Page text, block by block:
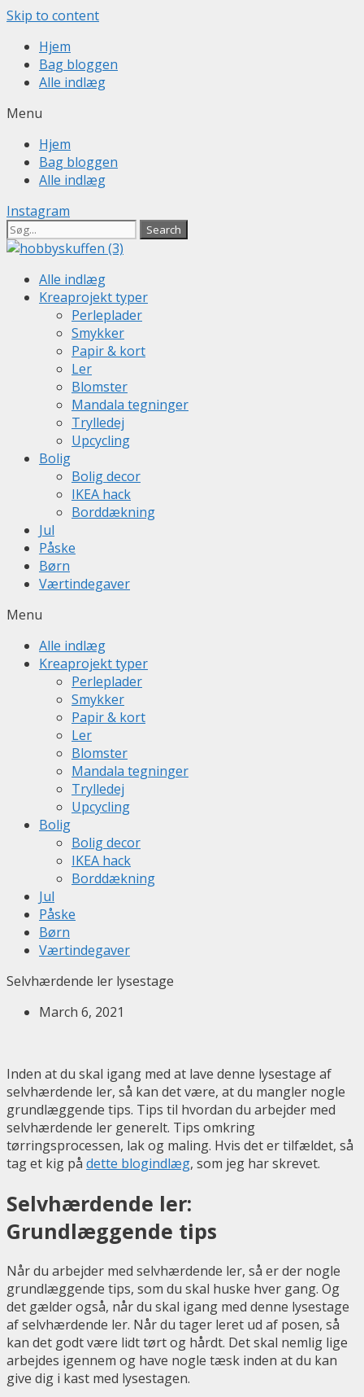
Skip to content
Hjem
Bag bloggen
Alle indlæg
Menu
Hjem
Bag bloggen
Alle indlæg
Instagram
Search
Alle indlæg
Kreaprojekt typer
Perleplader
Smykker
Papir & kort
Ler
Blomster
Mandala tegninger
Trylledej
Upcycling
Bolig
Bolig decor
IKEA hack
Borddækning
Jul
Påske
Børn
Værtindegaver
Menu
Alle indlæg
Kreaprojekt typer
Perleplader
Smykker
Papir & kort
Ler
Blomster
Mandala tegninger
Trylledej
Upcycling
Bolig
Bolig decor
IKEA hack
Borddækning
Jul
Påske
Børn
Værtindegaver
Selvhærdende ler lysestage
March 6, 2021
Inden at du skal igang med at lave denne lysestage af
selvhærdende ler, så kan det være, at du mangler nogle
grundlæggende tips. Tips til hvordan du arbejder med
selvhærdende ler generelt. Tips omkring
tørringsprocessen, lak og maling. Hvis det er tilfældet, så
tag et kig på dette blogindlæg, som jeg har skrevet.
Selvhærdende ler:
Grundlæggende tips
Når du arbejder med selvhærdende ler, så er der nogle
grundlæggende tips, som du skal huske hver gang. Og
det gælder også, når du skal igang med denne lysestage
af selvhærdende ler. Når du tager leret ud af posen, så
kan det godt være lidt tørt og hårdt. Det skal nemlig lige
arbejdes igennem og have nogle tæsk inden at du kan
give dig i kast med lysestagen.